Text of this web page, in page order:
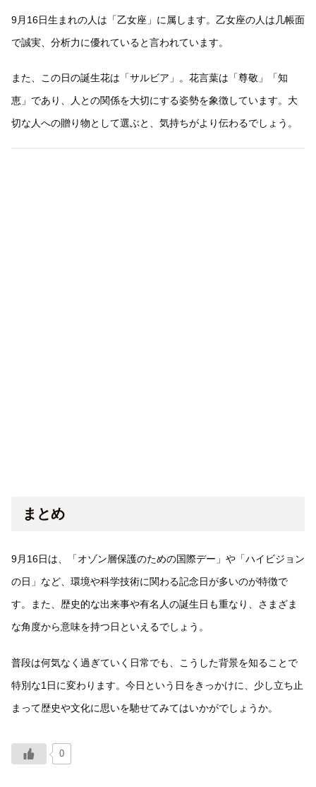
9月16日生まれの人は「乙女座」に属します。乙女座の人は几帳面
で誠実、分析力に優れていると言われています。
また、この日の誕生花は「サルビア」。花言葉は「尊敬」「知
恵」であり、人との関係を大切にする姿勢を象徴しています。大
切な人への贈り物として選ぶと、気持ちがより伝わるでしょう。
まとめ
9月16日は、「オゾン層保護のための国際デー」や「ハイビジョン
の日」など、環境や科学技術に関わる記念日が多いのが特徴で
す。また、歴史的な出来事や有名人の誕生日も重なり、さまざま
な角度から意味を持つ日といえるでしょう。
普段は何気なく過ぎていく日常でも、こうした背景を知ることで
特別な1日に変わります。今日という日をきっかけに、少し立ち止
まって歴史や文化に思いを馳せてみてはいかがでしょうか。
0